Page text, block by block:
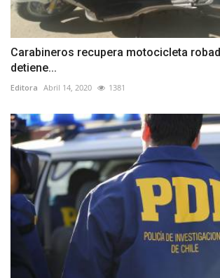
Carabineros recupera motocicleta
detiene...
Editora Abril 14, 2020 1381